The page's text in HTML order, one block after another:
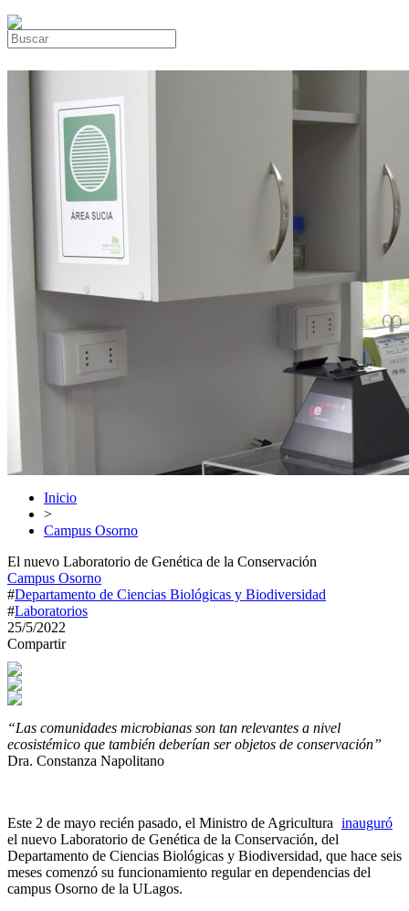
Inicio
>
Campus Osorno
El nuevo Laboratorio de Genética de la Conservación
Campus Osorno
#Departamento de Ciencias Biológicas y Biodiversidad
#Laboratorios
25/5/2022
Compartir
“Las comunidades microbianas son tan relevantes a nivel
ecosistémico que también deberían ser objetos de conservación”
Dra. Constanza Napolitano
Este 2 de mayo recién pasado, el Ministro de Agricultura inauguró
el nuevo Laboratorio de Genética de la Conservación, del
Departamento de Ciencias Biológicas y Biodiversidad, que hace seis
meses comenzó su funcionamiento regular en dependencias del
campus Osorno de la ULagos.